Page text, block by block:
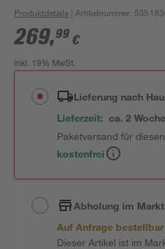
Produktdetails | Artikelnummer:
269,99 €
inkl. 19% MwSt.
Lieferung nach
Lieferzeit: ca. 2
Paketversand für
kostenfrei
Abholung im Markt
Auf Anfrage bestellbar
Dieser Artikel ist im